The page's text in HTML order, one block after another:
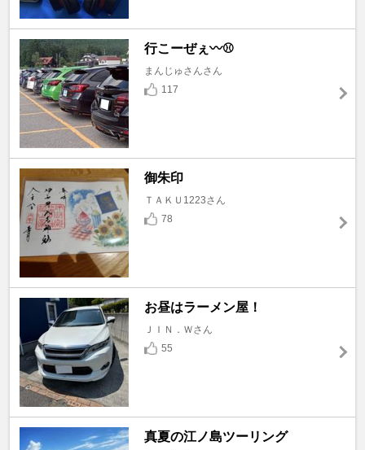
行こーぜぇ〰️⚾
まんじゅさんさん
117
御朱印
ＴＡＫＵ1223さん
78
お昼はラーメン屋！
ＪＩＮ．Ｗさん
55
真夏の江ノ島ツーリング